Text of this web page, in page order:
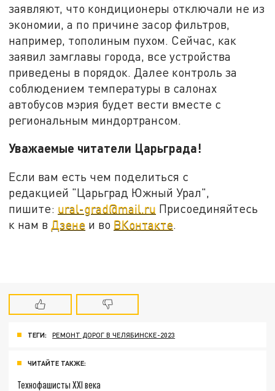
заявляют, что кондиционеры отключали не из
экономии, а по причине засор фильтров,
например, тополиным пухом. Сейчас, как
заявил замглавы города, все устройства
приведены в порядок. Далее контроль за
соблюдением температуры в салонах
автобусов мэрия будет вести вместе с
региональным миндортрансом.
Уважаемые читатели Царьграда!
Если вам есть чем поделиться с
редакцией "Царьград Южный Урал",
пишите: ural-grad@mail.ru Присоединяйтесь
к нам в Дзене и во ВКонтакте.
ТЕГИ: РЕМОНТ ДОРОГ В ЧЕЛЯБИНСКЕ-2023
ЧИТАЙТЕ ТАКЖЕ:
Технофашисты XXI века